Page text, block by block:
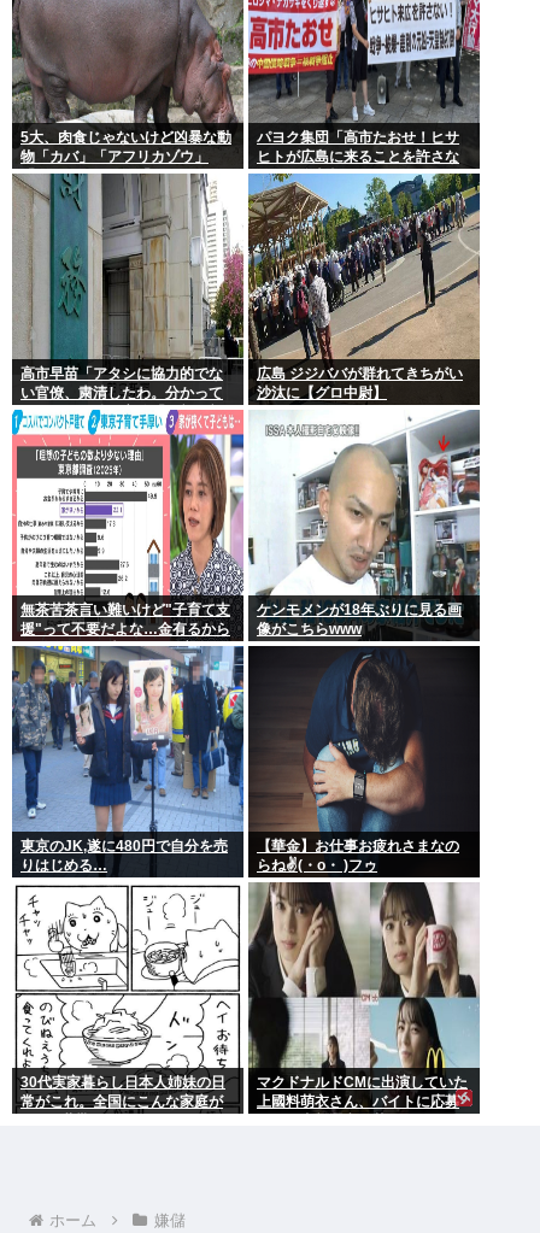
5大、肉食じゃないけど凶暴な動
物「カバ」「アフリカゾウ」
「バッファロー」「コーカサス
オオカブト」
パヨク集団「高市たおせ！ヒサ
ヒトが広島に来ることを許さな
い！天皇制打倒！」
高市早苗「アタシに協力的でな
い官僚、粛清したわ。分かって
るわね？」他の官僚「(ブルブ
ル)」
広島 ジジババが群れてきちがい
沙汰に【グロ中尉】
無茶苦茶言い難いけど"子育て支
援"って不要だよな…金有るから
子供作ってる癖に更に政府から
たんまり金貰う屑だよ
ケンモメンが18年ぶりに見る画
像がこちらwww
東京のJK,遂に480円で自分を売
りはじめる…
【華金】お仕事お疲れさまなの
らね✌(・o・ )フゥ
30代実家暮らし日本人姉妹の日
常がこれ。全国にこんな家庭が
マクドナルドCMに出演していた
上國料萌衣さん、バイトに応募
ホーム 嫌儲